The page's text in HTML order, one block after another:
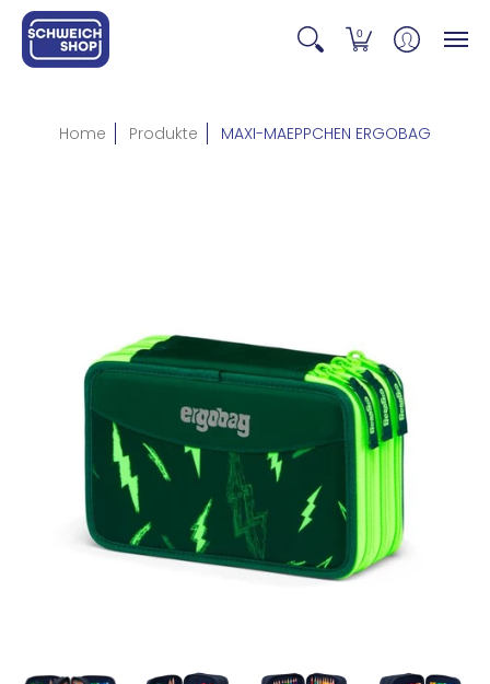
0
Home Produkte MAXI-MAEPPCHEN ERGOBAG